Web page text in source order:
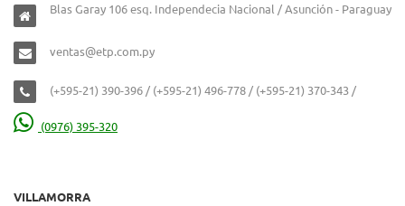
Blas Garay 106 esq. Independecia Nacional / Asunción - Paraguay
ventas@etp.com.py
(+595-21) 390-396 / (+595-21) 496-778 / (+595-21) 370-343 /
(0976) 395-320
VILLAMORRA